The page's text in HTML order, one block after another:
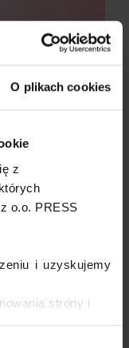
O plikach cookies
z
o.o. PRESS
i uzyskujemy
strony i
do łask